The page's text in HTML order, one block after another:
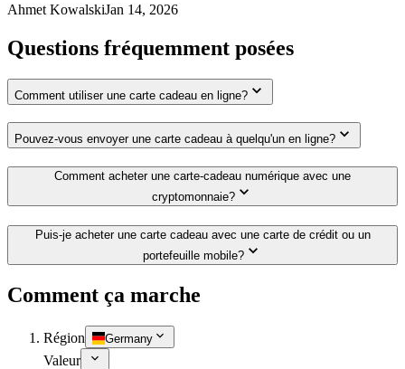
Ahmet KowalskiJan 14, 2026
Questions fréquemment posées
Comment utiliser une carte cadeau en ligne?
Pouvez-vous envoyer une carte cadeau à quelqu'un en ligne?
Comment acheter une carte-cadeau numérique avec une
cryptomonnaie?
Puis-je acheter une carte cadeau avec une carte de crédit ou un
portefeuille mobile?
Comment ça marche
Région Germany
Valeur